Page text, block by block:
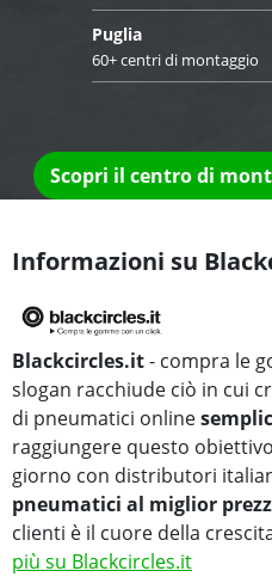
Puglia
60+ centri di montaggio
Scopri il centro di
Informazioni su
Blackcircles.it- compra le
slogan racchiude ciò in cui
di pneumatici online
raggiungere questo
giorno con distributori
pneumatici al miglior
clienti è il cuore della
più su Blackcircles.it